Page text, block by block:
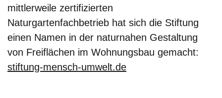
mittlerweile zertifi­zierten
Naturgartenfachbetrieb hat sich die Stiftung
einen Namen in der naturnahen Gestaltung
von Freiflächen im Wohnungsbau gemacht:
stiftung-mensch-umwelt.de